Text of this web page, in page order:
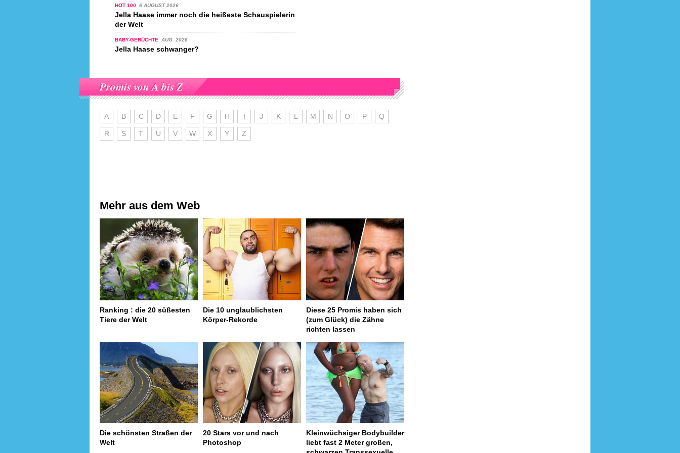
HOT 100 6 AUGUST 2026
Jella Haase immer noch die heißeste Schauspielerin
der Welt
BABY-GERÜCHTE AUG. 2026
Jella Haase schwanger?
Promis von A bis Z
A B C D E F G H I J K L M N O P Q
R S T U V W X Y Z
Mehr aus dem Web
Ranking : die 20 süßesten
Tiere der Welt
Die 10 unglaublichsten
Körper-Rekorde
Diese 25 Promis haben sich
(zum Glück) die Zähne
richten lassen
Die schönsten Straßen der
Welt
20 Stars vor und nach
Photoshop
Kleinwüchsiger Bodybuilder
liebt fast 2 Meter großen,